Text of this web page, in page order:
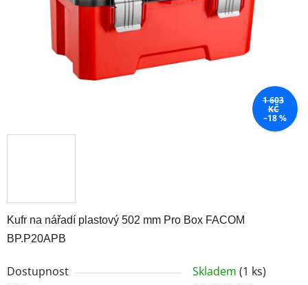
Kufr na nářadí plastový 502 mm Pro Box FACOM
BP.P20APB
Dostupnost Skladem (1 ks)
1 603
KČ
–18 %